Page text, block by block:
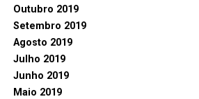
Outubro 2019
Setembro 2019
Agosto 2019
Julho 2019
Junho 2019
Maio 2019